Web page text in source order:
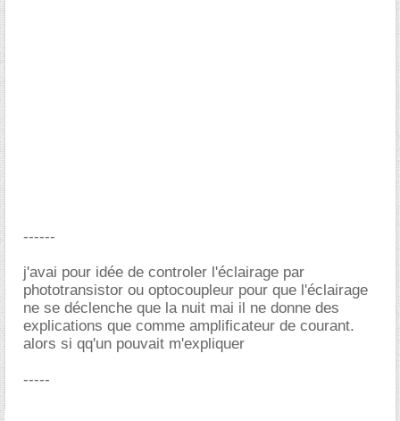
------
j'avai pour idée de controler l'éclairage par
phototransistor ou optocoupleur pour que l'éclairage
ne se déclenche que la nuit mai il ne donne des
explications que comme amplificateur de courant.
alors si qq'un pouvait m'expliquer
-----